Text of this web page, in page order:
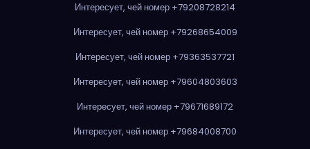
Интересует, чей номер +79208728214
Интересует, чей номер +79268654009
Интересует, чей номер +79363537721
Интересует, чей номер +79604803603
Интересует, чей номер +79671689172
Интересует, чей номер +79684008700